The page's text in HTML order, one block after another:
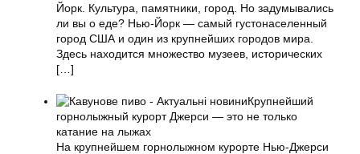
Йорк. Культура, памятники, город. Но задумывались
ли вы о еде? Нью-Йорк — самый густонаселенный
город США и один из крупнейших городов мира.
Здесь находится множество музеев, исторических
[…]
Крупнейший
горнолыжный курорт Джерси — это не только
катание на лыжах
На крупнейшем горнолыжном курорте Нью-Джерси